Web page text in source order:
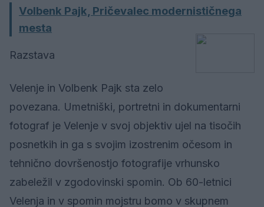
Volbenk Pajk, Pričevalec modernističnega
mesta
Razstava
Velenje in Volbenk Pajk sta zelo
povezana. Umetniški, portretni in dokumentarni
fotograf je Velenje v svoj objektiv ujel na tisočih
posnetkih in ga s svojim izostrenim očesom in
tehnično dovršenostjo fotografije vrhunsko
zabeležil v zgodovinski spomin. Ob 60-letnici
Velenja in v spomin mojstru bomo v skupnem